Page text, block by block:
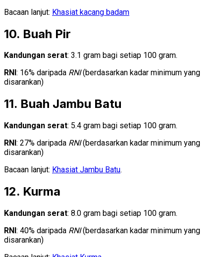
Bacaan lanjut: Khasiat kacang badam
10. Buah Pir
Kandungan serat: 3.1 gram bagi setiap 100 gram.
RNI : 16% daripada RNI(berdasarkan kadar minimum yang
disarankan)
11. Buah Jambu Batu
Kandungan serat: 5.4 gram bagi setiap 100 gram.
RNI : 27% daripada RNI(berdasarkan kadar minimum yang
disarankan)
Bacaan lanjut: Khasiat Jambu Batu.
12. Kurma
Kandungan serat: 8.0 gram bagi setiap 100 gram.
RNI: 40% daripada RNI(berdasarkan kadar minimum yang
disarankan)